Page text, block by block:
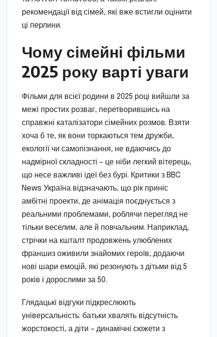
рекомендації від сімей, які вже встигли оцінити
ці перлини.
Чому сімейні фільми
2025 року варті уваги
Фільми для всієї родини в 2025 році вийшли за
межі простих розваг, перетворившись на
справжні каталізатори сімейних розмов. Взяти
хоча б те, як вони торкаються тем дружби,
екології чи самопізнання, не вдаючись до
надмірної складності – це ніби легкий вітерець,
що несе важливі ідеї без бурі. Критики з BBC
News Україна відзначають, що рік приніс
амбітні проекти, де анімація поєднується з
реальними проблемами, роблячи перегляд не
тільки веселим, але й повчальним. Наприклад,
стрічки на кшталт продовжень улюблених
франшиз оживили знайомих героїв, додаючи
нові шари емоцій, які резонують з дітьми від 5
років і дорослими за 50.
Глядацькі відгуки підкреслюють
універсальність: батьки хвалять відсутність
жорстокості, а діти – динамічні сюжети з